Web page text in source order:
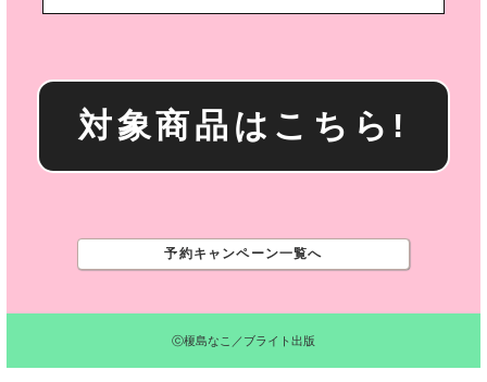
対象商品はこちら!
予約キャンペーン一覧へ
ⓒ榎島なこ／ブライト出版